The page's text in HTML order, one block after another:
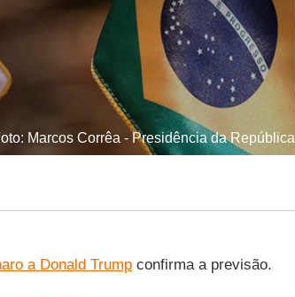
Marcos Corrêa - Presidência da República
a Donald Trumpconfirma a previsão.